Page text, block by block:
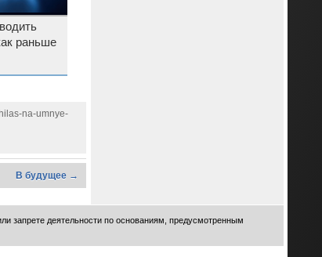
раньше
na-umnye-
В будущее →
запрете деятельности по основаниям, предусмотренным